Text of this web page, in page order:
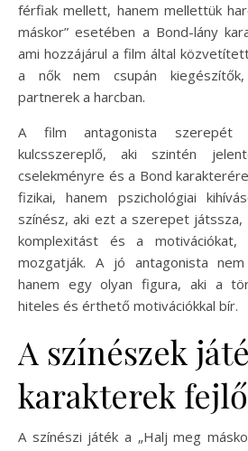
férfiak mellett, hanem mellettük
máskor” esetében a Bond-lány
ami hozzájárul a film által
a nők nem csupán kiegészítők,
partnerek a harcban.
A film antagonista szerepét
kulcsszereplő, aki szintén
cselekményre és a Bond
fizikai, hanem pszichológiai
színész, aki ezt a szerepet játssza,
komplexitást és a motivációkat,
mozgatják. A jó antagonista
hanem egy olyan figura, aki a
hiteles és érthető motivációkkal bír.
A színészek
karakterek
A színészi játék a „Halj meg